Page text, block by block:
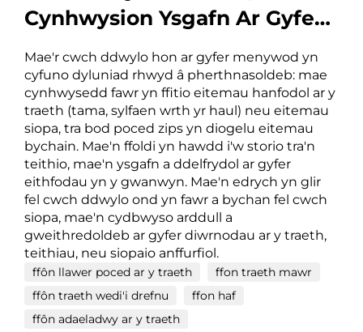
Cynhwysion Ysgafn Ar Gyfer
Siopio Â Dyluniad Rhwyd
Mae'r cwch ddwylo hon ar gyfer menywod yn
cyfuno dyluniad rhwyd â pherthnasoldeb: mae
cynhwysedd fawr yn ffitio eitemau hanfodol ar y
traeth (tama, sylfaen wrth yr haul) neu eitemau
siopa, tra bod poced zips yn diogelu eitemau
bychain. Mae'n ffoldi yn hawdd i'w storio tra'n
teithio, mae'n ysgafn a ddelfrydol ar gyfer
eithfodau yn y gwanwyn. Mae'n edrych yn glir
fel cwch ddwylo ond yn fawr a bychan fel cwch
siopa, mae'n cydbwyso arddull a
gweithredoldeb ar gyfer diwrnodau ar y traeth,
teithiau, neu siopaio anffurfiol.
ffôn llawer poced ar y traeth
ffon traeth mawr
ffôn traeth wedi'i drefnu
ffon haf
ffôn adaeladwy ar y traeth